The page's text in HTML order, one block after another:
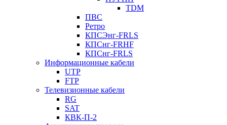
TDM
ПВС
Ретро
КПСЭнг-FRLS
КПСнг-FRHF
КПСнг-FRLS
Информационные кабели
UTP
FTP
Телевизионные кабели
RG
SAT
КВК-П-2